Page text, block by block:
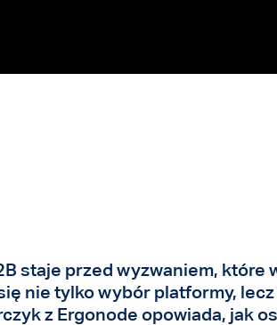
staje przed wyzwaniem, które
nie tylko wybór platformy,
z Ergonode opowiada, jak